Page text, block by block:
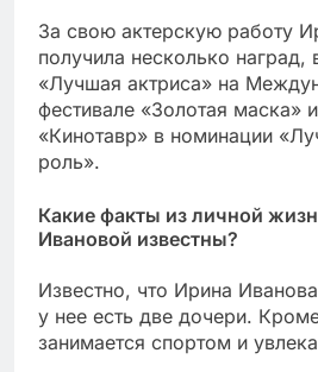
За свою актерскую работу
получила несколько
«Лучшая актриса» на
фестивале «Золотая маска»
«Кинотавр» в номинации
роль».
Какие факты из личной
Ивановой известны?
Известно, что Ирина
у нее есть две дочери.
занимается спортом и